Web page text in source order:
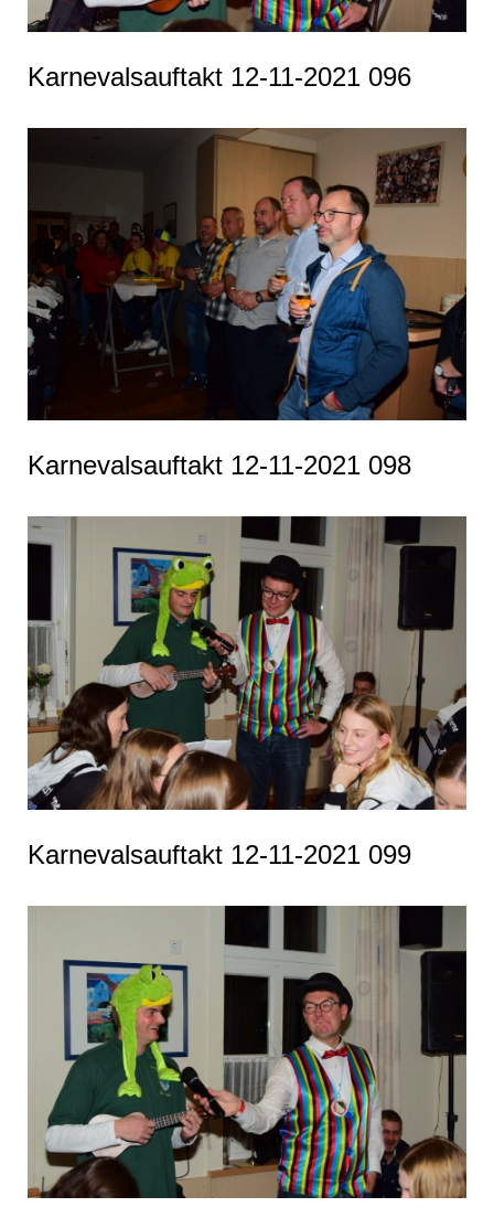
Karnevalsauftakt 12-11-2021 096
Karnevalsauftakt 12-11-2021 098
Karnevalsauftakt 12-11-2021 099